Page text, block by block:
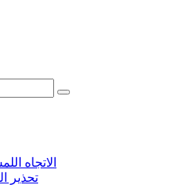
الاتجاه
تحذير